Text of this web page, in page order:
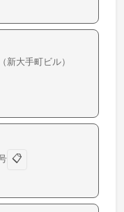
新大手町ビル）
📋